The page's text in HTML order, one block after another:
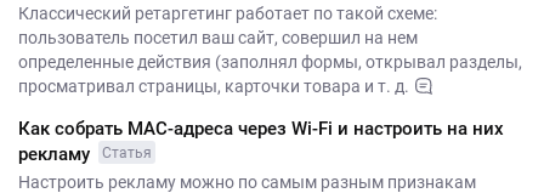
Классический ретаргетинг работает по такой схеме:
пользователь посетил ваш сайт, совершил на нем
определенные действия (заполнял формы, открывал разделы,
просматривал страницы, карточки товара и т. д.
Как собрать MAC-адреса через Wi-Fi и настроить на них
рекламу
Статья
Настроить рекламу можно по самым разным признакам